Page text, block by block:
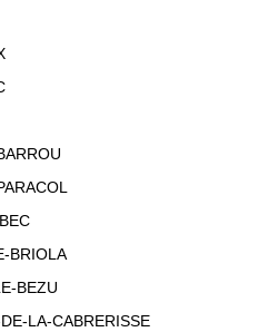
BRIOLA
BEZU
LA-CABRERISSE